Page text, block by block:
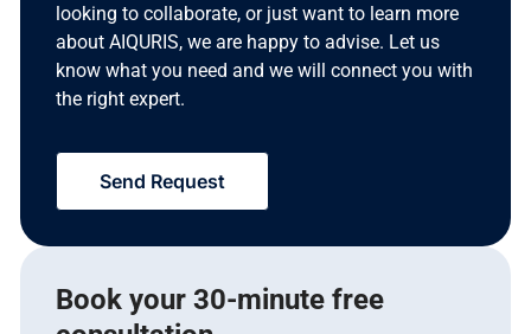
looking to collaborate, or just want to learn more
about AIQURIS, we are happy to advise. Let us
know what you need and we will connect you with
the right expert.
Send Request
Book your 30-minute free